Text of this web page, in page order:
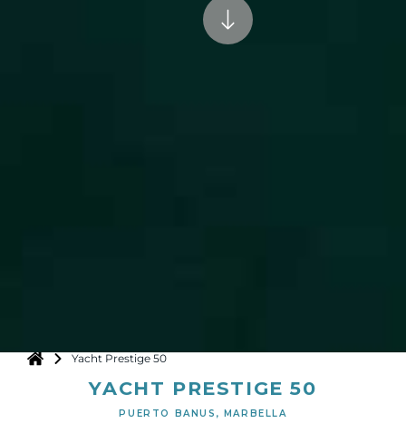
Yacht Prestige 50
YACHT PRESTIGE 50
PUERTO BANUS, MARBELLA